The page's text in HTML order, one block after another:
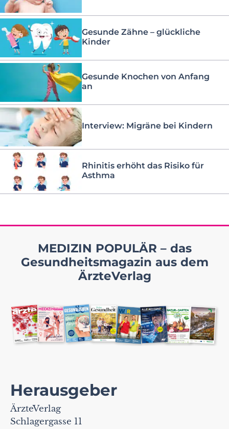
Gesunde Zähne – glückliche
Kinder
Gesunde Knochen von Anfang
an
Interview: Migräne bei Kindern
Rhinitis erhöht das Risiko für
Asthma
MEDIZIN POPULÄR – das
Gesundheitsmagazin aus dem
ÄrzteVerlag
Herausgeber
ÄrzteVerlag
Schlagergasse 11